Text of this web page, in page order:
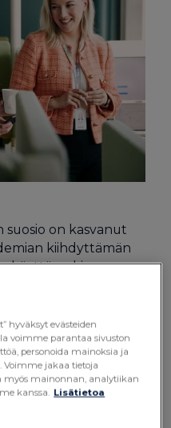
on kasvanut
kiihdyttämän
käyttö onkin
todella kätevä,
tiettyyn aikaan tai
on osoittanut
allekirjoitusta
hyvin monen
tavoitteita.
hyväksyt evästeiden
voimme parantaa sivuston
personoida mainoksia ja
jakaa tietoja
myös mainonnan, analytiikan
kanssa. Lisätietoa